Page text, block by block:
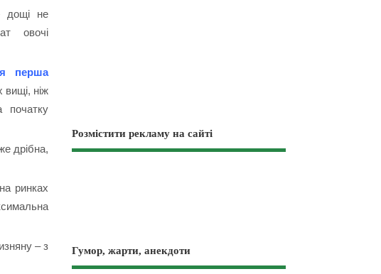
дощі не
овочі
перша
вищі, ніж
початку
дрібна,
ринках
– з
Розмістити рекламу на сайті
Гумор, жарти, анекдоти